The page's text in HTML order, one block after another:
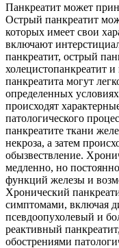
Панкреатит может
Острый панкреатит
которых имеет свои
включают
панкреатит, острый
холецистопанкреатит
панкреатита могут
определенных
происходят
патологического
панкреатите ткани
некроза, а затем
обызвествление.
медленно, но
функций железы и
Хронический
симптомами, включая
псевдоопухолевый и
реактивный
обострениями